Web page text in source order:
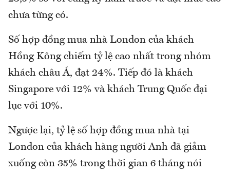
chưa từng có.
Số hợp đồng mua nhà London của khách
Hồng Kông chiếm tỷ lệ cao nhất trong nhóm
khách châu Á, đạt 24%. Tiếp đó là khách
Singapore với 12% và khách Trung Quốc đại
lục với 10%.
Ngược lại, tỷ lệ số hợp đồng mua nhà tại
London của khách hàng người Anh đã giảm
xuống còn 35% trong thời gian 6 tháng nói